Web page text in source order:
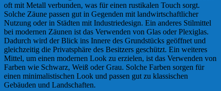
oft mit Metall verbunden, was für einen rustikalen Touch sorgt.
Solche Zäune passen gut in Gegenden mit landwirtschaftlicher
Nutzung oder in Städten mit Industriedesign. Ein anderes Stilmittel
bei modernen Zäunen ist das Verwenden von Glas oder Plexiglas.
Dadurch wird der Blick ins Innere des Grundstücks geöffnet und
gleichzeitig die Privatsphäre des Besitzers geschützt. Ein weiteres
Mittel, um einen modernen Look zu erzielen, ist das Verwenden von
Farben wie Schwarz, Weiß oder Grau. Solche Farben sorgen für
einen minimalistischen Look und passen gut zu klassischen
Gebäuden und Landschaften.